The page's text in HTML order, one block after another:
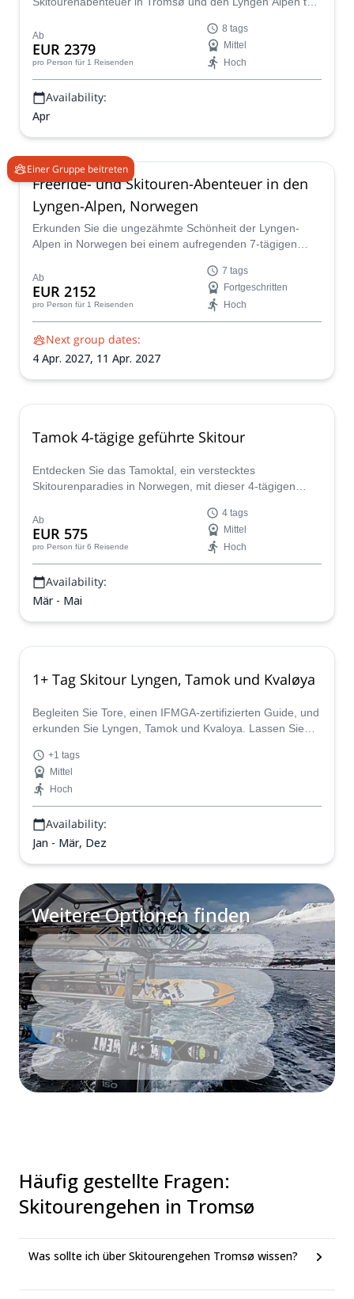
atemberaubendster Berge bis hinunter zum Meer fahren.
Ab
EUR 2379
pro Person für 1 Reisenden
8 tags
Mittel
Hoch
Availability:
Apr
Einer Gruppe beitreten
Freeride- und Skitouren-Abenteuer in den
Lyngen-Alpen, Norwegen
Erkunden Sie die ungezähmte Schönheit der Lyngen-
Alpen in Norwegen bei einem aufregenden 7-tägigen
Gipfel auf den Arktischen Ozean treffen und ein
unberührtes Paradies für erfahrene Fahrer bieten.
Ab
EUR 2152
pro Person für 1 Reisenden
7 tags
Fortgeschritten
Hoch
Next group dates:
4 Apr. 2027, 11 Apr. 2027
Tamok 4-tägige geführte Skitour
Entdecken Sie das Tamoktal, ein verstecktes
Skitourenparadies in Norwegen, mit dieser 4-tägigen
Bergführer Kasper. Genießen Sie großartige Abfahrten
auf erstaunlichem Pulverschnee, weit weg von den
Menschenmassen.
Ab
EUR 575
pro Person für 6 Reisende
4 tags
Mittel
Hoch
Availability:
Mär - Mai
1+ Tag Skitour Lyngen, Tamok und Kvaløya
Begleiten Sie Tore, einen IFMGA-zertifizierten Guide, und
erkunden Sie Lyngen, Tamok und Kvaloya. Lassen Sie
der schönsten Orte Norwegens führen.
+1 tags
Mittel
Hoch
Availability:
Jan - Mär, Dez
Weitere Optionen finden
Häufig gestellte Fragen:
Skitourengehen in Tromsø
Was sollte ich über Skitourengehen Tromsø wissen?